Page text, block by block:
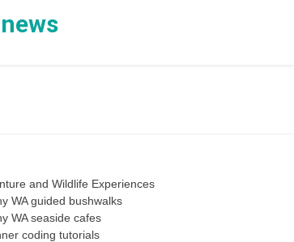
and Wildlife Experiences
WA guided bushwalks
WA seaside cafes
coding tutorials